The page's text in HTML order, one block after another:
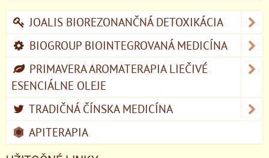
JOALIS BIOREZONANČNÁ DETOXIKÁCIA
BIOGROUP BIOINTEGROVANÁ MEDICÍNA
PRIMAVERA AROMATERAPIA LIEČIVÉ
ESENCIÁLNE OLEJE
TRADIČNÁ ČÍNSKA MEDICÍNA
APITERAPIA